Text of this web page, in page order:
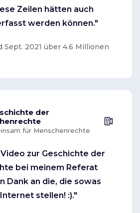
Zeilen hätten auch
werden können."
Sept. 2021 über 4.6 Millionen
der
für Menschenrechte
zur Geschichte der
bei meinem Referat
Dank an die, die sowas
stellen! :)."